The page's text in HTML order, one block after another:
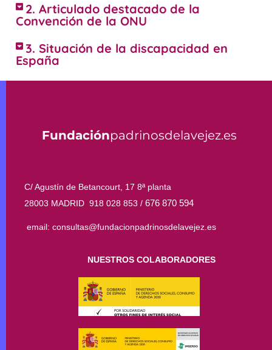
2. Articulado destacado de la
Convención de la ONU
3. Situación de la discapacidad en
España
Fundaciónpadrinosdelavejez.es
C/ Agustín de Betancourt, 17 8ª planta
28003 MADRID 918 028 853 / 676 870 594
email: consultas@fundacionpadrinosdelavejez.es
NUESTROS COLABORADORES